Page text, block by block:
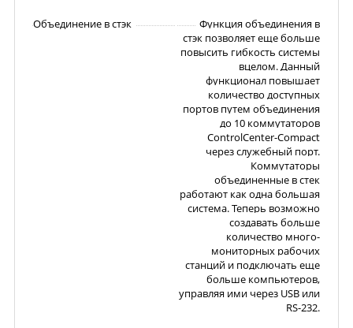
Объединение в стэк
Функция объединения в
стэк позволяет еще больше
повысить гибкость системы
вцелом. Данный
функционал повышает
количество доступных
портов путем объединения
до 10 коммутаторов
ControlCenter-Compact
через служебный порт.
Коммутаторы
объединенные в стек
работают как одна большая
система. Теперь возможно
создавать больше
количество много-
мониторных рабочих
станций и подключать еще
больше компьютеров,
управляя ими через USB или
RS-232.